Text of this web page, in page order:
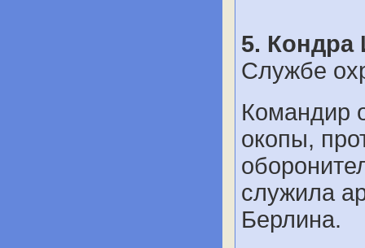
5.
Службе
Командир
окопы,
служила
Берлина.